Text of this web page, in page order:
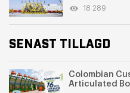
18 289
SENAST TILLAGD
Colombian
Articulated